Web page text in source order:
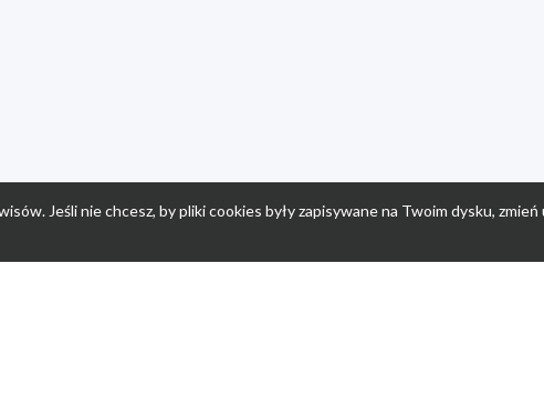
Jeśli nie chcesz, by pliki cookies były zapisywane na Twoim dysku,